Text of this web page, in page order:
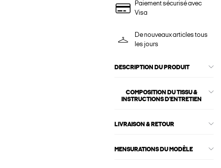
Paiement sécurisé avec
Visa
De nouveaux articles tous
les jours
DESCRIPTION DU PRODUIT
COMPOSITION DU TISSU &
INSTRUCTIONS D'ENTRETIEN
LIVRAISON & RETOUR
MENSURATIONS DU MODÈLE